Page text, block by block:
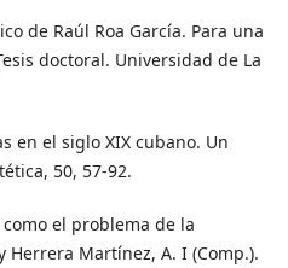
de Raúl Roa García. Para una
doctoral. Universidad de La
en el siglo XIX cubano. Un
50, 57-92.
como el problema de la
Herrera Martínez, A. I (Comp.).